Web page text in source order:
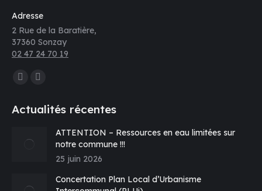
Adresse
2 Rue de la Baratière,
37360 Sonzay
02 47 24 70 19
Trouvez nous sur :
Facebook
dans
E-
s'ouvre
dans
Actualités récentes
ATTENTION – Ressources en eau limitées sur
notre commune !!!
25 juin 2026
Concertation Plan Local d’Urbanisme